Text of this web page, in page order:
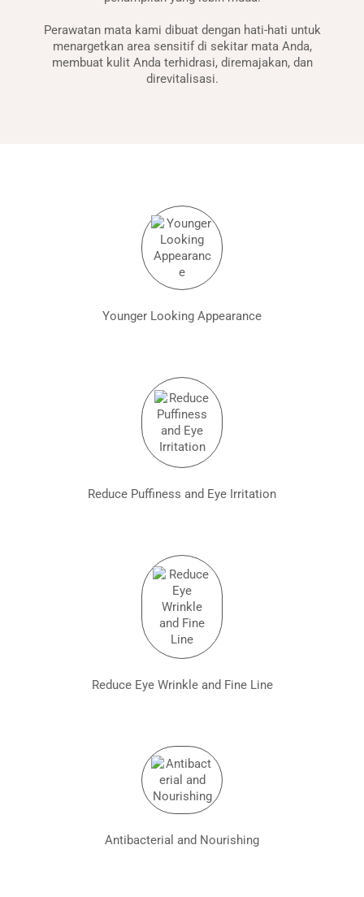
Perawatan mata kami dibuat dengan hati-hati untuk
menargetkan area sensitif di sekitar mata Anda,
membuat kulit Anda terhidrasi, diremajakan, dan
direvitalisasi.
Younger Looking Appearance
Reduce Puffiness and Eye Irritation
Reduce Eye Wrinkle and Fine Line
Antibacterial and Nourishing